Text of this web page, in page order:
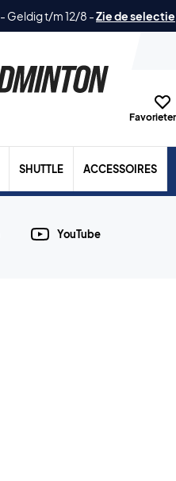
- Geldig t/m 12/8 -Zie de selectie
SHUTTLE ACCESSOIRES
YouTube